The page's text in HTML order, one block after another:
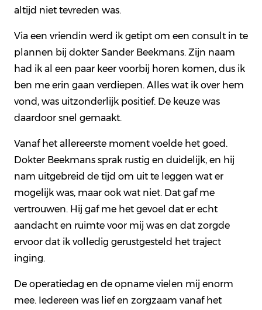
altijd niet tevreden was.
Via een vriendin werd ik getipt om een consult in te
plannen bij dokter Sander Beekmans. Zijn naam
had ik al een paar keer voorbij horen komen, dus ik
ben me erin gaan verdiepen. Alles wat ik over hem
vond, was uitzonderlijk positief. De keuze was
daardoor snel gemaakt.
Vanaf het allereerste moment voelde het goed.
Dokter Beekmans sprak rustig en duidelijk, en hij
nam uitgebreid de tijd om uit te leggen wat er
mogelijk was, maar ook wat niet. Dat gaf me
vertrouwen. Hij gaf me het gevoel dat er echt
aandacht en ruimte voor mij was en dat zorgde
ervoor dat ik volledig gerustgesteld het traject
inging.
De operatiedag en de opname vielen mij enorm
mee. Iedereen was lief en zorgzaam vanaf het